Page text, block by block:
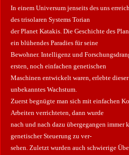
In einem Universum jenseits des uns
des trisolaren Systems Torian
der Planet Katakis. Die Geschichte des
ein blühendes Paradies für seine
Bewohner. Intelligenz und
ersten, noch einfachen genetischen
Maschinen entwickelt waren, erlebte
unbekanntes Wachstum.
Zuerst begnügte man sich mit einfachen
Arbeiten verrichteten, dann wurde
nach und nach dazu übergegangen immer
genetischer Steuerung zu ver-
sehen. Zuletzt wurden auch schwierige